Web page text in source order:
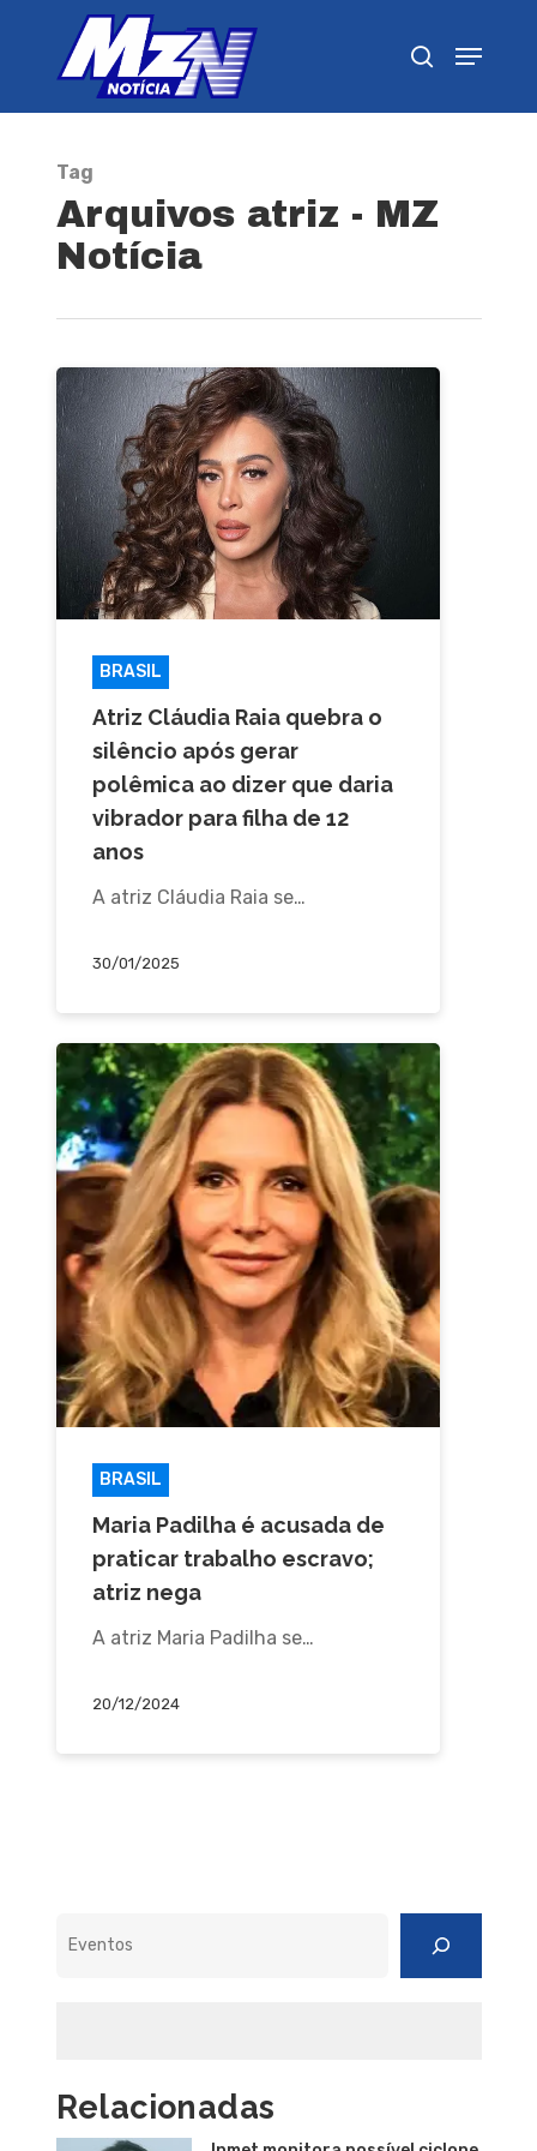
Tag
Arquivos atriz - MZ
Notícia
BRASIL
Atriz Cláudia Raia quebra o
silêncio após gerar
polêmica ao dizer que daria
vibrador para filha de 12
anos
A atriz Cláudia Raia se…
30/01/2025
BRASIL
Maria Padilha é acusada de
praticar trabalho escravo;
atriz nega
A atriz Maria Padilha se…
20/12/2024
Relacionadas